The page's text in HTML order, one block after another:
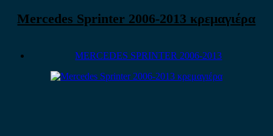
Mercedes Sprinter 2006-2013 κρεμαγιέρα
MERCEDES SPRINTER 2006-2013